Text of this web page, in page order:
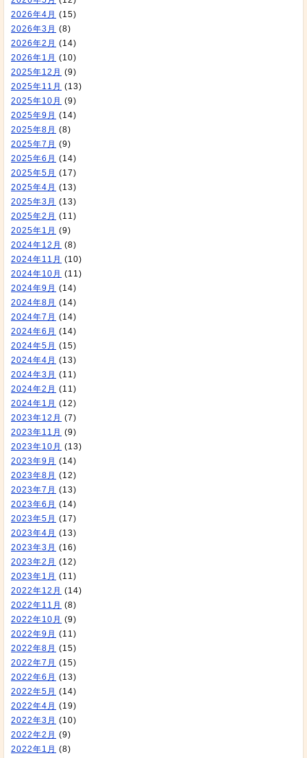
2026年4月 (15)
2026年3月 (8)
2026年2月 (14)
2026年1月 (10)
2025年12月 (9)
2025年11月 (13)
2025年10月 (9)
2025年9月 (14)
2025年8月 (8)
2025年7月 (9)
2025年6月 (14)
2025年5月 (17)
2025年4月 (13)
2025年3月 (13)
2025年2月 (11)
2025年1月 (9)
2024年12月 (8)
2024年11月 (10)
2024年10月 (11)
2024年9月 (14)
2024年8月 (14)
2024年7月 (14)
2024年6月 (14)
2024年5月 (15)
2024年4月 (13)
2024年3月 (11)
2024年2月 (11)
2024年1月 (12)
2023年12月 (7)
2023年11月 (9)
2023年10月 (13)
2023年9月 (14)
2023年8月 (12)
2023年7月 (13)
2023年6月 (14)
2023年5月 (17)
2023年4月 (13)
2023年3月 (16)
2023年2月 (12)
2023年1月 (11)
2022年12月 (14)
2022年11月 (8)
2022年10月 (9)
2022年9月 (11)
2022年8月 (15)
2022年7月 (15)
2022年6月 (13)
2022年5月 (14)
2022年4月 (19)
2022年3月 (10)
2022年2月 (9)
2022年1月 (8)